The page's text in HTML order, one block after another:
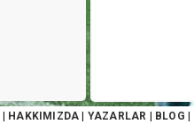
HAKKIMIZDA YAZARLAR BLOG